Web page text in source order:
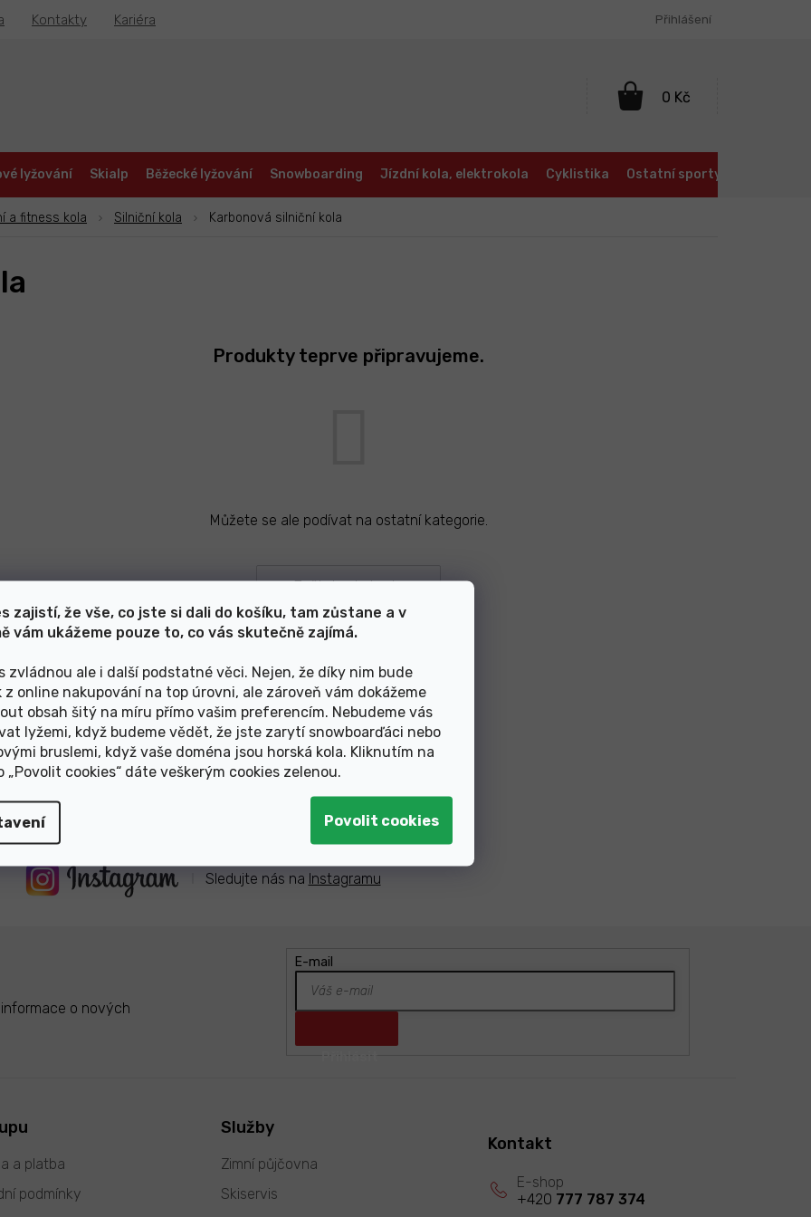
zajistí, že vše, co jste si dali do košíku, tam zůstane a v
vám ukážeme pouze to, co vás skutečně zajímá.
zvládnou ale i další podstatné věci. Nejen, že díky nim bude
z online nakupování na top úrovni, ale zároveň vám dokážeme
obsah šitý na míru přímo vašim preferencím. Nebudeme vás
lyžemi, když budeme vědět, že jste zarytí snowboarďáci nebo
bruslemi, když vaše doména jsou horská kola. Kliknutím na
„Povolit cookies“ dáte veškerým cookies zelenou.
Kontakty Kariéra Přihlášení
NÁKUPNÍ
lyžování Skialp Běžecké lyžování Snowboarding Jízdní kola, elektrokola Cyklistika Ostatní sporty
a fitness kola Silniční kola Karbonová silniční kola
Produkty teprve připravujeme.
Můžete se ale podívat na ostatní kategorie.
Zpět do obchodu
Články z blogu
Zobrazit další články
Sledujte nás na Instagramu
o nových
E-mail
a platba
podmínky
Služby
Zimní půjčovna
Skiservis
Kontakt
+420 777 787 374